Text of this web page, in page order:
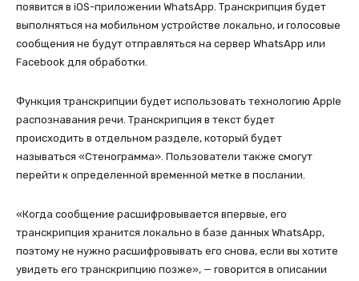
появится в iOS-приложении WhatsApp. Транскрипция будет
выполняться на мобильном устройстве локально, и голосовые
сообщения не будут отправляться на сервер WhatsApp или
Facebook для обработки.
Функция транскрипции будет использовать технологию Apple
распознавания речи. Транскрипция в текст будет
происходить в отдельном разделе, который будет
называться «Стенограмма». Пользователи также смогут
перейти к определенной временной метке в послании.
«Когда сообщение расшифровывается впервые, его
транскрипция хранится локально в базе данных WhatsApp,
поэтому не нужно расшифровывать его снова, если вы хотите
увидеть его транскрипцию позже», — говорится в описании